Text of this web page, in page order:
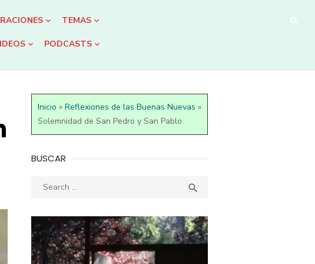
TEMAS
PODCASTS
Inicio » Reflexiones de las Buenas Nuevas »
Solemnidad de San Pedro y San Pablo
BUSCAR
Search
